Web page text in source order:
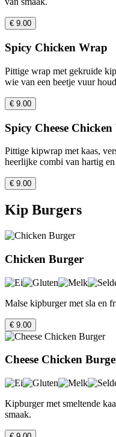
€ 9.00
Spicy Chicken Wrap
Pittige wrap met gekruide
wie van een beetje vuur
€ 9.00
Spicy Cheese
Pittige kipwrap met kaas,
heerlijke combi van hartig
€ 9.00
Kip Burgers
Chicken Burger
Malse kipburger met sla en
€ 9.00
Cheese Chicken
Kipburger met smeltende
smaak.